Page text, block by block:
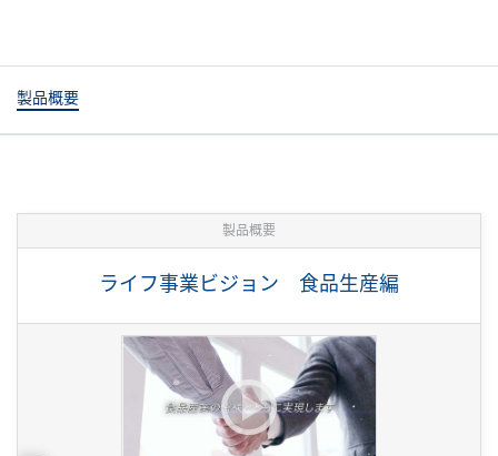
製品概要
製品概要
ライフ事業ビジョン 食品生産編